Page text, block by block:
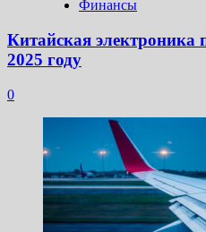
Финансы
Китайская электроника
2025 году
0